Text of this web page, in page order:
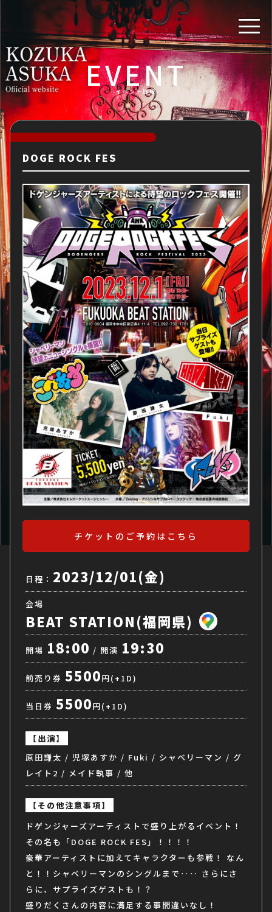
EVENT
-イベント情報-
DOGE ROCK FES
チケットのご予約はこちら
日程： 2023/12/01(金)
会場
BEAT STATION(福岡県)
開場 18:00 / 開演 19:30
前売り券 5500円(+1D)
当日券 5500円(+1D)
【出演】
原田謙太 / 児塚あすか / Fuki / シャベリーマン / グ
レイト2 / メイド執事 / 他
【その他注意事項】
ドゲンジャーズアーティストで盛り上がるイベント！
その名も「DOGE ROCK FES」！！！！
豪華アーティストに加えてキャラクターも参戦！
なん
と！！シャベリーマンのシングルまで‥‥ さらにさ
らに、サプライズゲストも！？
盛りだくさんの内容に満足する事間違いなし！